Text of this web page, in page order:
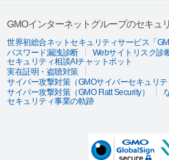
GMOインターネットグループのセキュ
世界初総合ネットセキュリティサービス「
パスワード漏洩診断
Webサイトリスク診
セキュリティ相談AIチャットボット
実在証明・盗聴対策
サイバー攻撃対策（GMOサイバーセキュリテ
サイバー攻撃対策（GMO Flatt Security）
セキュリティ事業の軌跡